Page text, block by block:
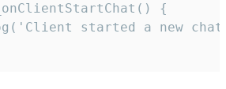
{
started a new